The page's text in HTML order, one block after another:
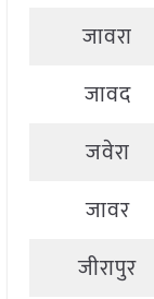
जावरा
जावद
जवेरा
जावर
जीरापुर